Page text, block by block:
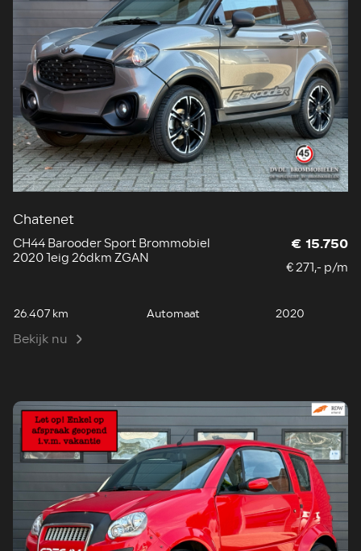
Chatenet
CH44 Barooder Sport Brommobiel
2020 1eig 26dkm ZGAN
€ 15.750
€ 271,- p/m
26.407 km Automaat 2020
Bekijk nu